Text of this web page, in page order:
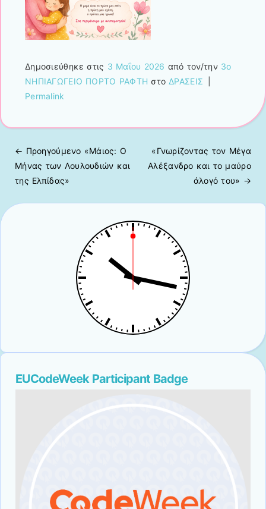
Δημοσιεύθηκε στις 3 Μαΐου 2026 από τον/την 3ο
ΝΗΠΙΑΓΩΓΕΙΟ ΠΟΡΤΟ ΡΑΦΤΗ στο ΔΡΑΣΕΙΣ
Permalink
Πλοήγηση άρθρων
← Προηγούμενo «Μάιος: Ο
Μήνας των Λουλουδιών και
της Ελπίδας»
«Γνωρίζοντας τον Μέγα
Αλέξανδρο και το μαύρο
άλογό του» →
EUCodeWeek Participant Badge